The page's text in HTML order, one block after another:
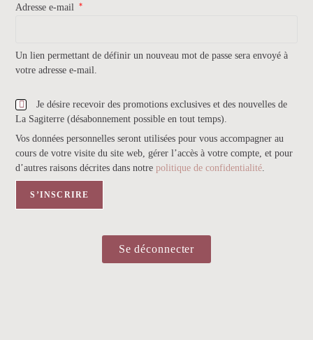
Adresse e-mail *
Un lien permettant de définir un nouveau mot de passe sera envoyé à
votre adresse e-mail.
Je désire recevoir des promotions exclusives et des nouvelles de
La Sagiterre (désabonnement possible en tout temps).
Vos données personnelles seront utilisées pour vous accompagner au
cours de votre visite du site web, gérer l’accès à votre compte, et pour
d’autres raisons décrites dans notrepolitique de confidentialité.
S’INSCRIRE
Se déconnecter